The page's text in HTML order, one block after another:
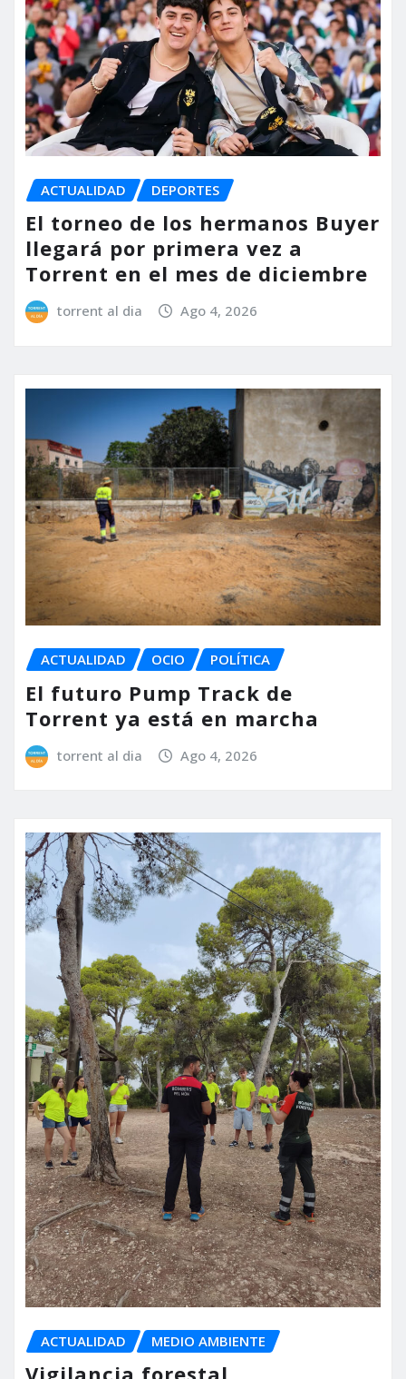
ACTUALIDAD DEPORTES
El torneo de los hermanos Buyer
llegará por primera vez a
Torrent en el mes de diciembre
torrent al dia Ago 4, 2026
ACTUALIDAD OCIO POLÍTICA
El futuro Pump Track de
Torrent ya está en marcha
torrent al dia Ago 4, 2026
ACTUALIDAD MEDIO AMBIENTE